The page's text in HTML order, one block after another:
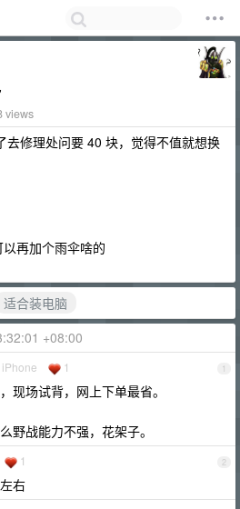
views
去修理处问要 40 块，觉得不值就想换
再加个雨伞啥的
适合装电脑
+08:00
1
1
现场试背，网上下单最省。
野战能力不强，花架子。
2
1
右